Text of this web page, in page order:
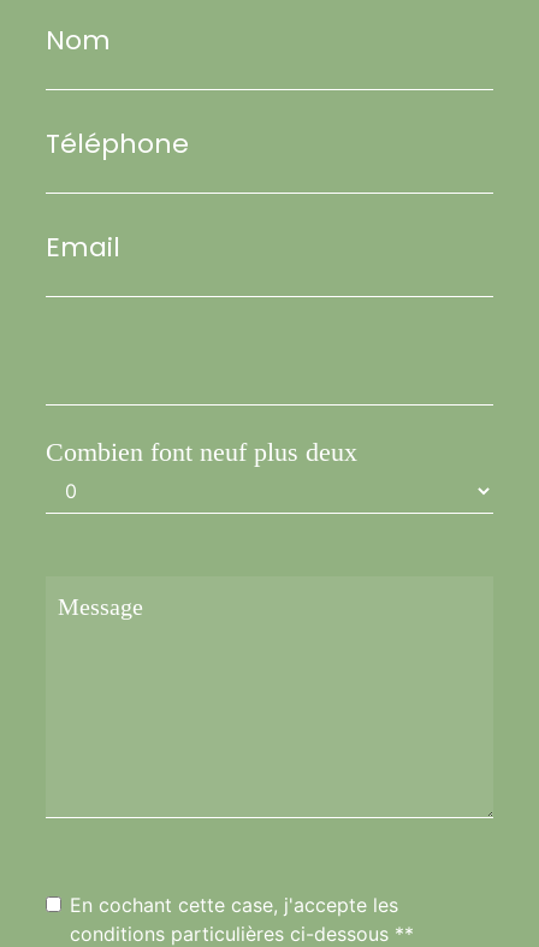
Nom
Téléphone
Email
Combien font neuf plus deux
En cochant cette case, j'accepte les
conditions particulières ci-dessous **